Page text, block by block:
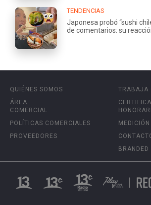
TENDENCIAS
Japonesa probó “sushi
de comentarios: su
QUIÉNES SOMOS
ÁREA
COMERCIAL
POLÍTICAS COMERCIALES
PROVEEDORES
TRABAJA
BRANDED